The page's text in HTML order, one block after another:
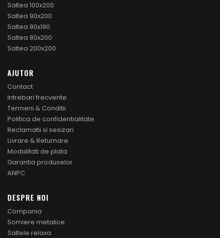
Saltea 100x200
Saltea 90x200
Saltea 90x190
Saltea 80x200
Saltea 200x200
AJUTOR
Contact
Intrebari frecvente
Termeni & Conditii
Politica de confidentialitate
Reclamatii si sesizari
Livrare & Returnare
Modalitati de plata
Garantia produselor
ANPC
DESPRE NOI
Compania
Somiere metalice
Saltele relaxa